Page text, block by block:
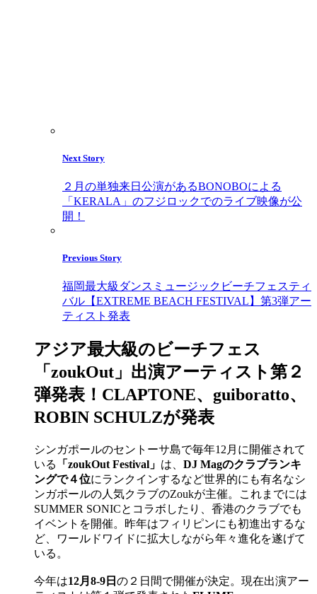
Next Story
２月の単独来日公演があるBONOBOによる
「KERALA」のフジロックでのライブ映像が公
開！
Previous Story
福岡最大級ダンスミュージックビーチフェスティ
バル【EXTREME BEACH FESTIVAL】第3弾アー
ティスト発表
アジア最大級のビーチフェス
「zoukOut」出演アーティスト第２
弾発表！CLAPTONE、guiboratto、
ROBIN SCHULZが発表
シンガポールのセントーサ島で毎年12月に開催されて
いる
「zoukOut Festival」 は、 DJ Magのクラブランキ
ングで４位にランクインするなど世界的にも有名なシ
ンガポールの人気クラブのZoukが主催。これまでには
SUMMER SONICとコラボしたり、香港のクラブでも
イベントを開催。昨年はフィリピンにも初進出するな
ど、ワールドワイドに拡大しながら年々進化を遂げて
いる。
今年は12月8-9日 の２日間で開催が決定。現在出演アー